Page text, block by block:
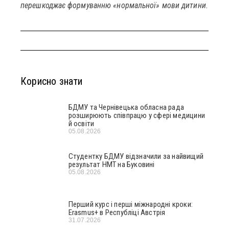
перешкоджає формуванню «нормальної» мови дитини.
Корисно знати
БДМУ та Чернівецька обласна рада
розширюють співпрацю у сфері медицини
й освіти
05.08.2026
Студентку БДМУ відзначили за найвищий
результат НМТ на Буковині
05.08.2026
Перший курс і перші міжнародні кроки:
Erasmus+ в Республіці Австрія
31.07.2026